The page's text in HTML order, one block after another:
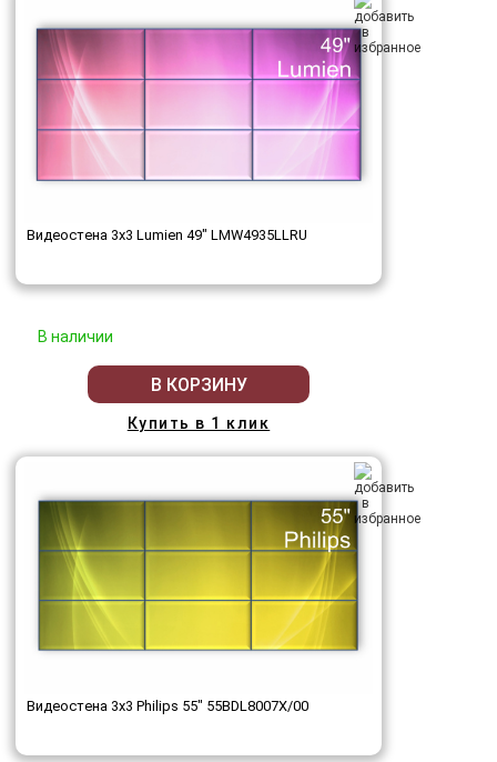
Видеостена 3x3 Lumien 49" LMW4935LLRU
В наличии
В КОРЗИНУ
Купить в 1 клик
Видеостена 3x3 Philips 55" 55BDL8007X/00